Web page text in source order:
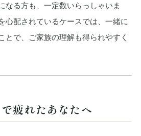
なる方も、一定数いらっしゃいま
心配されているケースでは、一緒に
とで、ご家族の理解も得られやすく
疲れたあなたへ